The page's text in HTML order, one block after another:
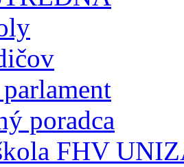
poradca
FHV